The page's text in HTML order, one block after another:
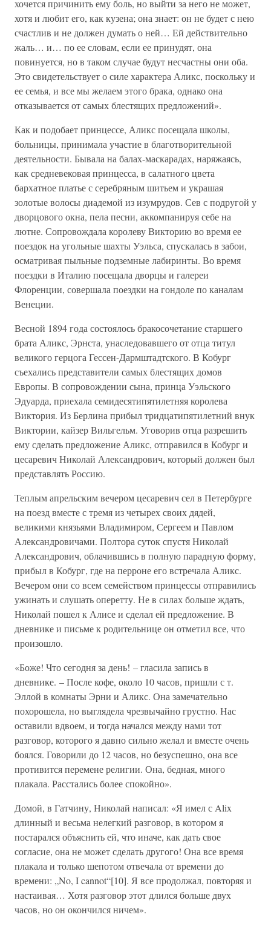
хочется причинить ему боль, но выйти за него не может,
хотя и любит его, как кузена; она знает: он не будет с нею
счастлив и не должен думать о ней… Ей действительно
жаль… и… по ее словам, если ее принудят, она
повинуется, но в таком случае будут несчастны они оба.
Это свидетельствует о силе характера Аликс, поскольку и
ее семья, и все мы желаем этого брака, однако она
отказывается от самых блестящих предложений».
Как и подобает принцессе, Аликс посещала школы,
больницы, принимала участие в благотворительной
деятельности. Бывала на балах-маскарадах, наряжаясь,
как средневековая принцесса, в салатного цвета
бархатное платье с серебряным шитьем и украшая
золотые волосы диадемой из изумрудов. Сев с подругой у
дворцового окна, пела песни, аккомпанируя себе на
лютне. Сопровождала королеву Викторию во время ее
поездок на угольные шахты Уэльса, спускалась в забои,
осматривая пыльные подземные лабиринты. Во время
поездки в Италию посещала дворцы и галереи
Флоренции, совершала поездки на гондоле по каналам
Венеции.
Весной 1894 года состоялось бракосочетание старшего
брата Аликс, Эрнста, унаследовавшего от отца титул
великого герцога Гессен-Дармштадтского. В Кобург
съехались представители самых блестящих домов
Европы. В сопровождении сына, принца Уэльского
Эдуарда, приехала семидесятипятилетняя королева
Виктория. Из Берлина прибыл тридцатипятилетний внук
Виктории, кайзер Вильгельм. Уговорив отца разрешить
ему сделать предложение Аликс, отправился в Кобург и
цесаревич Николай Александрович, который должен был
представлять Россию.
Теплым апрельским вечером цесаревич сел в Петербурге
на поезд вместе с тремя из четырех своих дядей,
великими князьями Владимиром, Сергеем и Павлом
Александровичами. Полтора суток спустя Николай
Александрович, облачившись в полную парадную форму,
прибыл в Кобург, где на перроне его встречала Аликс.
Вечером они со всем семейством принцессы отправились
ужинать и слушать оперетту. Не в силах больше ждать,
Николай пошел к Алисе и сделал ей предложение. В
дневнике и письме к родительнице он отметил все, что
произошло.
«Боже! Что сегодня за день! – гласила запись в
дневнике. – После кофе, около 10 часов, пришли с т.
Эллой в комнаты Эрни и Аликс. Она замечательно
похорошела, но выглядела чрезвычайно грустно. Нас
оставили вдвоем, и тогда начался между нами тот
разговор, которого я давно сильно желал и вместе очень
боялся. Говорили до 12 часов, но безуспешно, она все
противится перемене религии. Она, бедная, много
плакала. Расстались более спокойно».
Домой, в Гатчину, Николай написал: «Я имел с Alix
длинный и весьма нелегкий разговор, в котором я
постарался объяснить ей, что иначе, как дать свое
согласие, она не может сделать другого! Она все время
плакала и только шепотом отвечала от времени до
времени: „No, I cannot“[10]. Я все продолжал, повторяя и
настаивая… Хотя разговор этот длился больше двух
часов, но он окончился ничем».